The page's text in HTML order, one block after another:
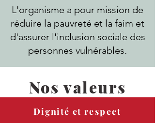
L'organisme a pour mission de
réduire la pauvreté et la faim et
d'assurer l'inclusion sociale des
personnes vulnérables.
Nos valeurs
Dignité et respect